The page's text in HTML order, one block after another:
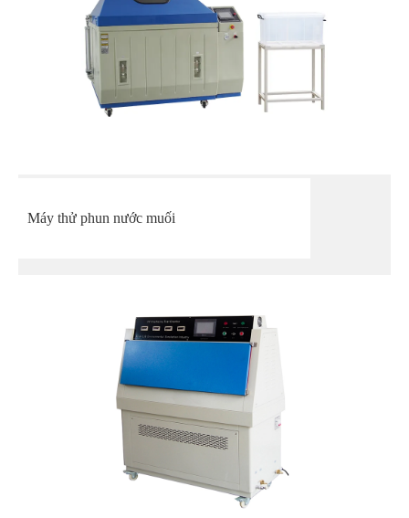
Máy thử phun nước muối